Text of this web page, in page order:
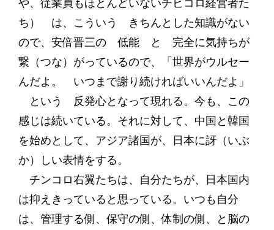
や、従業員もほとんどいないチビコロ経営者た
ち） は、こういう きちんとした知識がない
ので、安倍晋三の 低能 と 完全に気持ちが
繋（つな）がっているので、「世界がウルセー
んだよ。 いつまで謝り続ければいいんだよ」
という 反発心となって現れる。今も、この
感じは続いている。それに対して、中国と韓国
を始めとして、アジア諸国が、日本に訝（いぶ
か）しい表情をする。
チンコロ右翼たちは、自分たちが、日本国内
は抑えきっていると思っている。いつも自分
は、管理する側、保守の側、体制の側、と脳の